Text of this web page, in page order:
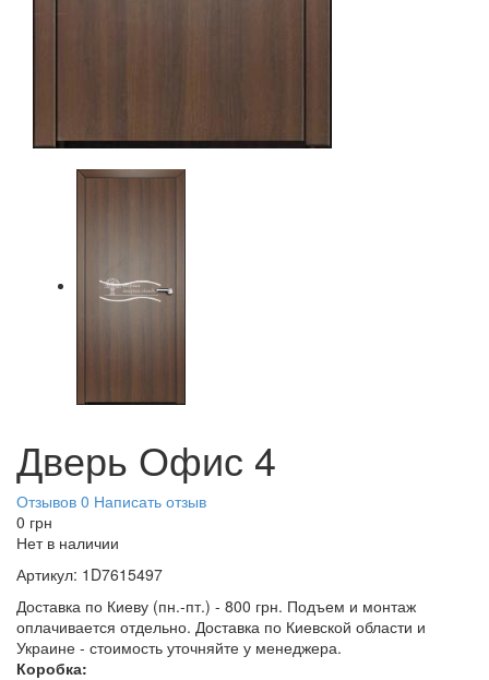
Дверь Офис 4
Отзывов 0 Написать отзыв
0 грн
Нет в наличии
Артикул: 1D7615497
Доставка по Киеву (пн.-пт.) - 800 грн. Подъем и монтаж
оплачивается отдельно. Доставка по Киевской области и
Украине - стоимость уточняйте у менеджера.
Коробка: